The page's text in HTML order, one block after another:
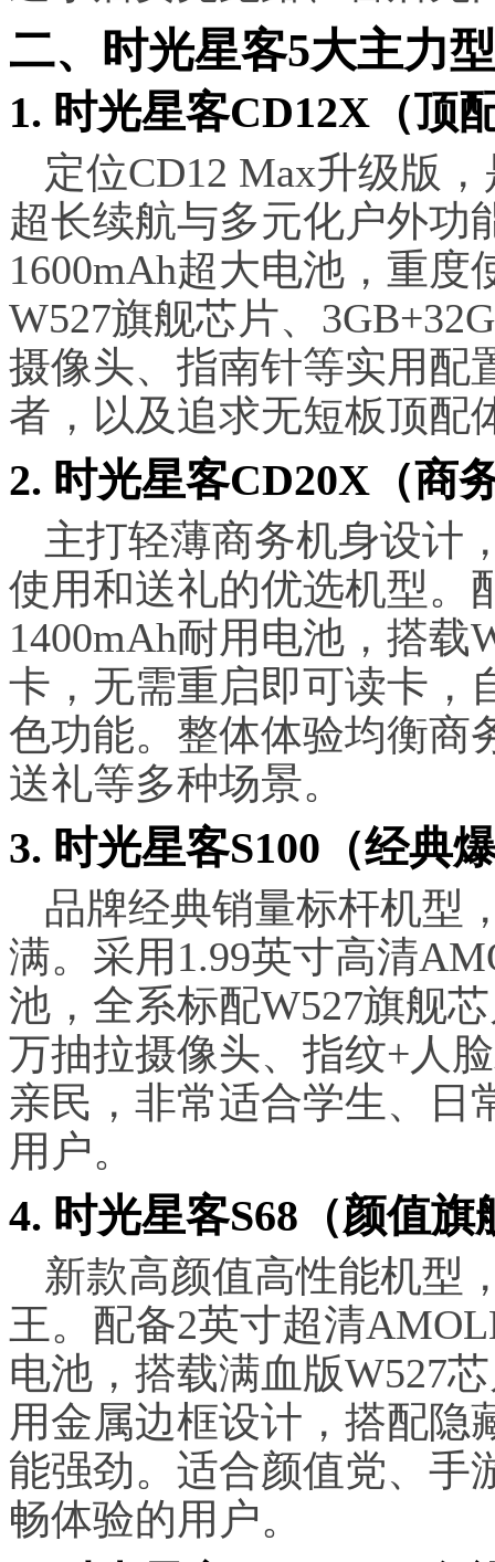
二、时光星客5大主力
1. 时光星客CD12X（顶
定位CD12 Max升级版
超长续航与多元化户外功
1600mAh超大电池，重
W527旗舰芯片、
摄像头、指南针等实用配
者，以及追求无短板顶配
2. 时光星客CD20X（商
主打轻薄商务机身设计
使用和送礼的优选机型。
1400mAh耐用电池，搭
卡，无需重启即可读卡，
色功能。整体体验均衡商
送礼等多种场景。
3. 时光星客S100（经典
品牌经典销量标杆机型
满。采用1.99英寸高清
池，全系标配W527旗舰
万抽拉摄像头、指纹+人
亲民，非常适合学生、日
用户。
4. 时光星客S68（颜值旗
新款高颜值高性能机型
王。配备2英寸超清
电池，搭载满血版W527
用金属边框设计，搭配隐
能强劲。适合颜值党、手
畅体验的用户。